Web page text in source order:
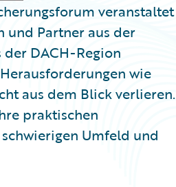
veranstaltet
und Partner aus der
DACH-Region
wie
aus dem Blick verlieren.
praktischen
Umfeld und